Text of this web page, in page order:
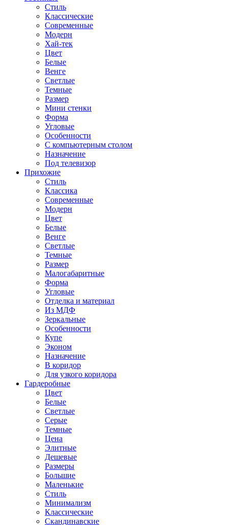
Стиль
Классические
Современные
Модерн
Хай-тек
Цвет
Белые
Венге
Светлые
Темные
Размер
Мини стенки
Форма
Угловые
Особенности
С компьютерным столом
Назначение
Под телевизор
Прихожие
Стиль
Классика
Современные
Модерн
Цвет
Белые
Венге
Светлые
Темные
Размер
Малогабаритные
Форма
Угловые
Отделка и материал
Из МДФ
Зеркальные
Особенности
Купе
Эконом
Назначение
В коридор
Для узкого коридора
Гардеробные
Цвет
Белые
Светлые
Серые
Темные
Цена
Элитные
Дешевые
Размеры
Большие
Маленькие
Стиль
Минимализм
Классические
Скандинавские